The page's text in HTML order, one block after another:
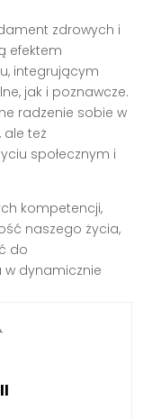
zdrowych i
efektem
integrującym
jak i poznawcze.
radzenie sobie w
ale też
społecznym i
kompetencji,
naszego życia,
do
w dynamicznie